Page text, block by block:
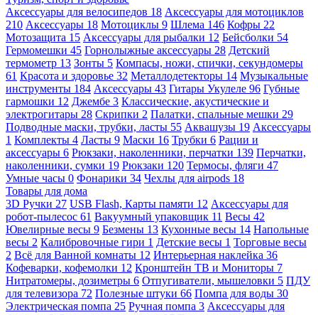
Аксессуары для велосипедов 18 Аксессуары для мотоциклов
210 Аксессуары 18 Мотоциклы 9 Шлема 146 Кофры 22
Мотозащита 15 Аксессуары для рыбалки 12 Бейсболки 54
Гермомешки 45 Горнолыжные аксессуары 28 Детский
термометр 13 Зонты 5 Компасы, ножи, спички, секундомеры
61 Красота и здоровье 32 Металлодетекторы 14 Музыкальные
инструменты 184 Аксессуары 43 Гитары Укулеле 96 Губные
гармошки 12 Джембе 3 Классические, акустические и
электрогитары 28 Скрипки 2 Палатки, спальные мешки 29
Подводные маски, трубки, ласты 55 Аквашузы 19 Аксессуары
1 Комплекты 4 Ласты 9 Маски 16 Трубки 6 Рации и
аксессуары 6 Рюкзаки, наколенники, перчатки 139 Перчатки,
наколенники, сумки 19 Рюкзаки 120 Термосы, фляги 47
Умные часы 0 Фонарики 34 Чехлы для airpods 18
Товары для дома
3D Ручки 27 USB Flash, Карты памяти 12 Аксессуары для
робот-пылесос 61 Вакуумный упаковщик 11 Весы 42
Ювелирные весы 9 Безмены 13 Кухонные весы 14 Напольные
весы 2 Калибровочные гири 1 Детские весы 1 Торговые весы
2 Всё для Ванной комнаты 12 Интерьерная наклейка 36
Кофеварки, кофемолки 12 Кронштейн ТВ и Мониторы 7
Нитратомеры, дозиметры 6 Отпугиватели, мышеловки 5 ПДУ
для телевизора 72 Полезные штуки 66 Помпа для воды 30
Электрическая помпа 25 Ручная помпа 3 Аксессуары для